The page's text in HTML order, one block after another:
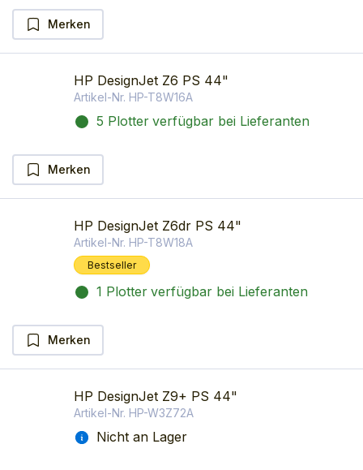
Merken
HP DesignJet Z6 PS 44"
Artikel-Nr. HP-T8W16A
5 Plotter verfügbar bei Lieferanten
Merken
HP DesignJet Z6dr PS 44"
Artikel-Nr. HP-T8W18A
Bestseller
1 Plotter verfügbar bei Lieferanten
Merken
HP DesignJet Z9+ PS 44"
Artikel-Nr. HP-W3Z72A
Nicht an Lager